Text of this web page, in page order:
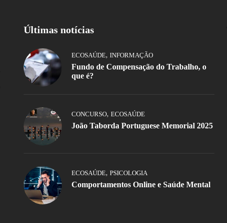
Últimas notícias
ECOSAÚDE, INFORMAÇÃO
Fundo de Compensação do Trabalho, o
que é?
CONCURSO, ECOSAÚDE
João Taborda Portuguese Memorial 2025
ECOSAÚDE, PSICOLOGIA
Comportamentos Online e Saúde Mental